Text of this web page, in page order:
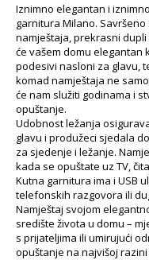
Iznimno elegantan i
garnitura Milano.
namještaja, prekrasni
će vašem domu elegantan
podesivi nasloni za glavu,
komad namještaja ne
će nam služiti godinama i
opuštanje.
Udobnost ležanja
glavu i produžeci sjedala
za sjedenje i ležanje.
kada se opuštate uz TV,
Kutna garnitura ima i USB
telefonskih razgovora ili
Namještaj svojom
središte života u domu –
s prijateljima ili umirujući
opuštanje na najvišoj